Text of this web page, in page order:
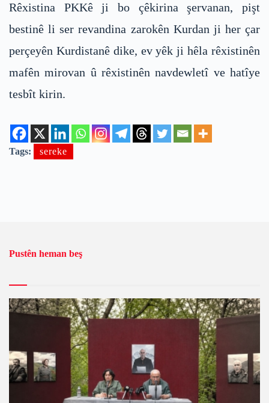
Rêxistina PKKê ji bo çêkirina şervanan, pişt
bestinê li ser revandina zarokên Kurdan ji her çar
perçeyên Kurdistanê dike, ev yêk ji hêla rêxistinên
mafên mirovan û rêxistinên navdewletî ve hatîye
tesbît kirin.
Tags: sereke
Pustên heman beş